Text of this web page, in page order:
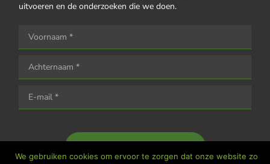
uitvoeren en de onderzoeken die we doen.
We gebruiken cookies om ervoor te zorgen dat onze website zo